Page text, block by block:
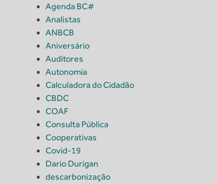
Agenda BC#
Analistas
ANBCB
Aniversário
Auditores
Autonomia
Calculadora do Cidadão
CBDC
COAF
Consulta Pública
Cooperativas
Covid-19
Dario Durigan
descarbonização